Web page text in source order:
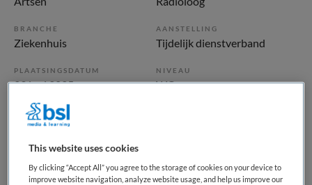
BRANCHE
Ziekenhuis
AANSTELLING
Tijdelijk dienstverband
PLAATSINGSDATUM
29 juni 2025
NIVEAU
WO
ERVARING
Niet nader bepaald
Vacature niet beschikbaar
This website uses cookies
By clicking “Accept All” you agree to the storage of cookies on your device to
improve website navigation, analyze website usage, and help us improve our